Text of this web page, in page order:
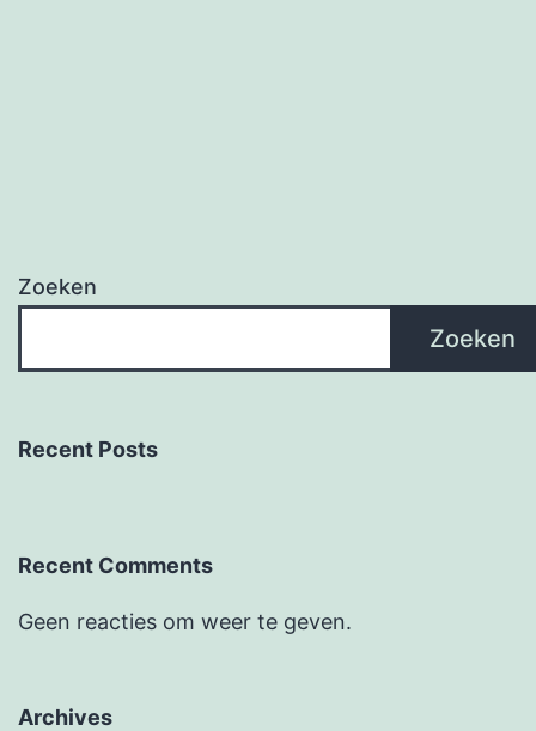
Zoeken
Zoeken
Recent Posts
Recent Comments
Geen reacties om weer te geven.
Archives